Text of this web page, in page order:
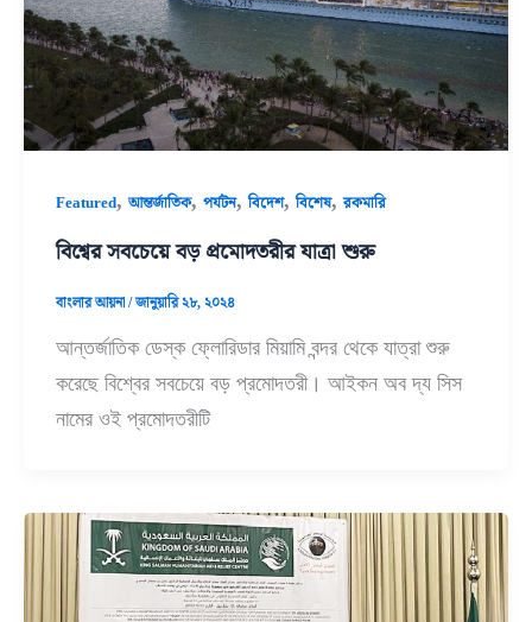
Featured,আন্তর্জাতিক,পর্যটন,বিদেশ,বিশেষ,রকমারি
বিশ্বের সবচেয়ে বড় প্রমোদতরীর যাত্রা শুরু
বাংলার আয়না/জানুয়ারি ২৮, ২০২৪
আন্তর্জাতিক ডেস্ক ফ্লোরিডার মিয়ামি বন্দর থেকে যাত্রা শুরু
করেছে বিশ্বের সবচেয়ে বড় প্রমোদতরী। আইকন অব দ্য সিস
নামের ওই প্রমোদতরীটি